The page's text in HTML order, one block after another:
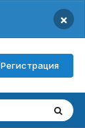
×
Регистрация